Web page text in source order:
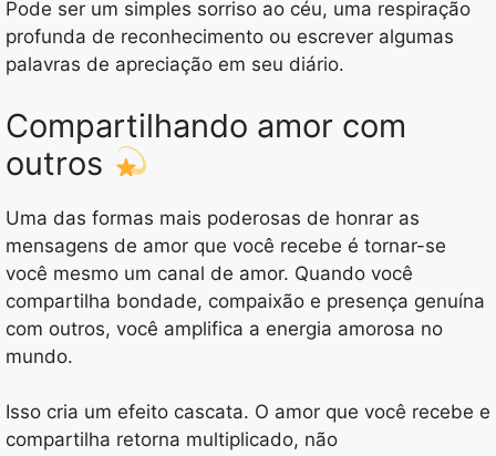
Pode ser um simples sorriso ao céu, uma respiração
profunda de reconhecimento ou escrever algumas
palavras de apreciação em seu diário.
Compartilhando amor com
outros
Uma das formas mais poderosas de honrar as
mensagens de amor que você recebe é tornar-se
você mesmo um canal de amor. Quando você
compartilha bondade, compaixão e presença genuína
com outros, você amplifica a energia amorosa no
mundo.
Isso cria um efeito cascata. O amor que você recebe e
compartilha retorna multiplicado, não